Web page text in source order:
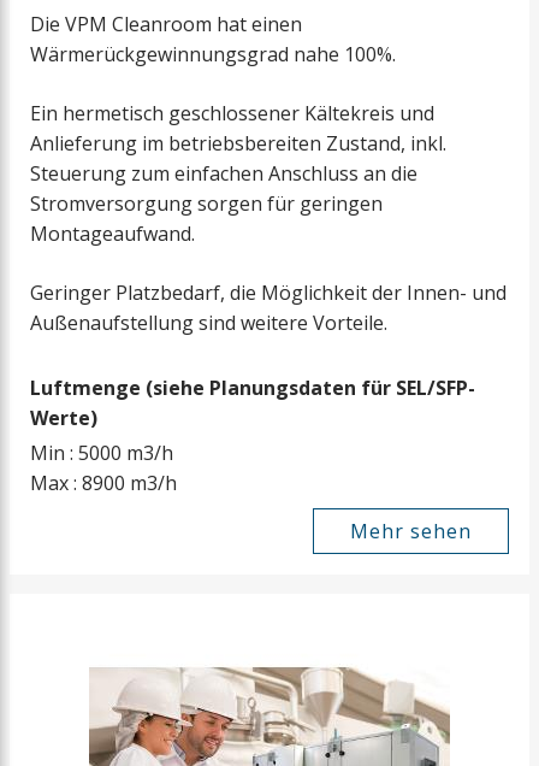
Die VPM Cleanroom hat einen
Wärmerückgewinnungsgrad nahe 100%.
Ein hermetisch geschlossener Kältekreis und
Anlieferung im betriebsbereiten Zustand, inkl.
Steuerung zum einfachen Anschluss an die
Stromversorgung sorgen für geringen
Montageaufwand.
Geringer Platzbedarf, die Möglichkeit der Innen- und
Außenaufstellung sind weitere Vorteile.
Luftmenge (siehe Planungsdaten für SEL/SFP-
Werte)
Min : 5000 m3/h
Max : 8900 m3/h
Mehr sehen